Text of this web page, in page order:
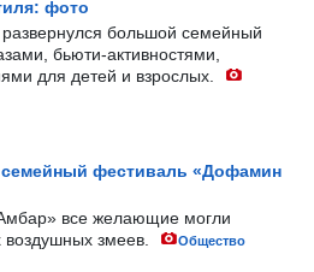
фото
большой семейный
бьюти-активностями,
для детей и взрослых.
фестиваль «Дофамин
все желающие могли
воздушных змеев.
Общество